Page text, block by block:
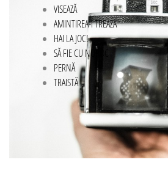
VISEAZĂ
AMINTIREA-I TREAZĂ
HAI LA JOC!
SĂ FIE CU NOROC
PERNĂ
TRAISTĂ